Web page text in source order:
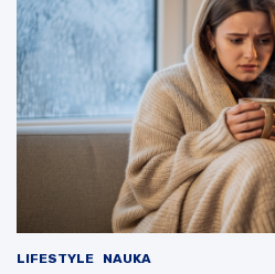
LIFESTYLE NAUKA